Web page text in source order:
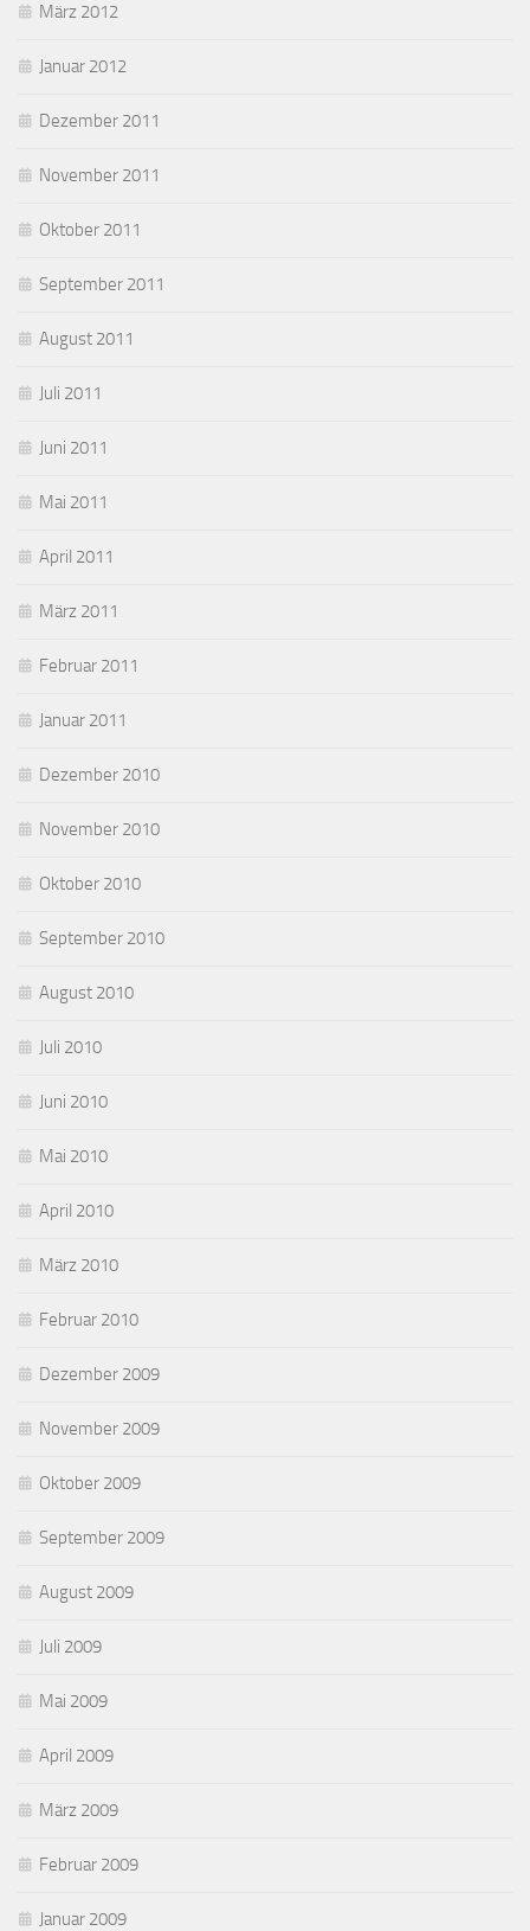
März 2012
Januar 2012
Dezember 2011
November 2011
Oktober 2011
September 2011
August 2011
Juli 2011
Juni 2011
Mai 2011
April 2011
März 2011
Februar 2011
Januar 2011
Dezember 2010
November 2010
Oktober 2010
September 2010
August 2010
Juli 2010
Juni 2010
Mai 2010
April 2010
März 2010
Februar 2010
Dezember 2009
November 2009
Oktober 2009
September 2009
August 2009
Juli 2009
Mai 2009
April 2009
März 2009
Februar 2009
Januar 2009